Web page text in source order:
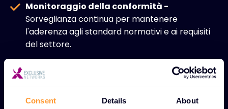
Consent Details About
Monitoraggio della conformità -
Sorveglianza continua per mantenere
l'aderenza agli standard normativi e ai requisiti
del settore.
Guida esperta
sull'implementazione delle best practice per la